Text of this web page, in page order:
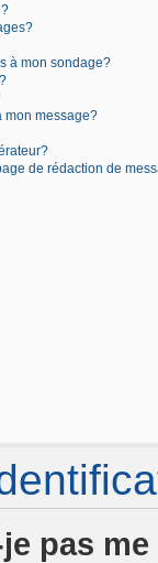
à mon sondage?
mon message?
de rédaction de
pas